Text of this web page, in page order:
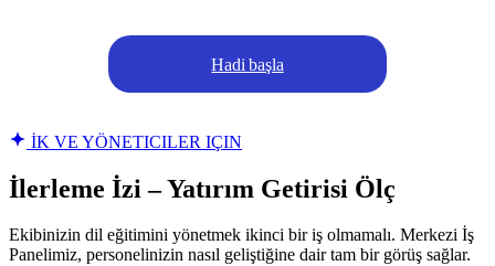
Hadi başla
İK VE YÖNETICILER IÇIN
İlerleme İzi – Yatırım Getirisi Ölç
Ekibinizin dil eğitimini yönetmek ikinci bir iş olmamalı. Merkezi İş
Panelimiz, personelinizin nasıl geliştiğine dair tam bir görüş sağlar.